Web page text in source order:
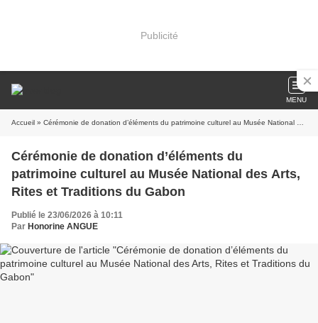
Publicité
MENU
Accueil » Cérémonie de donation d’éléments du patrimoine culturel au Musée National des Arts, Rites et Traditions du Gabon
Cérémonie de donation d’éléments du
patrimoine culturel au Musée National des Arts,
Rites et Traditions du Gabon
Publié le 23/06/2026 à 10:11
Par Honorine ANGUE